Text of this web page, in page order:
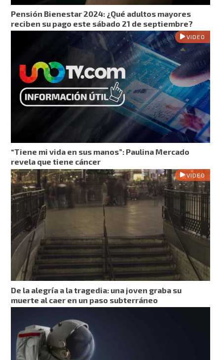
Pensión Bienestar 2024: ¿Qué adultos mayores
reciben su pago este sábado 21 de septiembre?
VIDEO
“Tiene mi vida en sus manos”: Paulina Mercado
revela que tiene cáncer
VIDEO
De la alegría a la tragedia: una joven graba su
muerte al caer en un paso subterráneo